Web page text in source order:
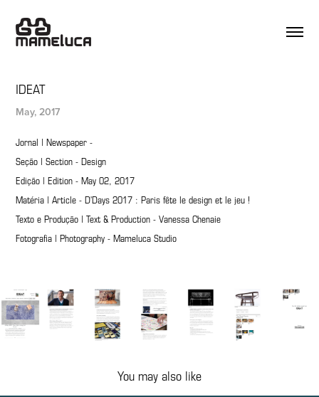
IDEAT
May, 2017
Jornal | Newspaper -
Seção | Section - Design
Edição | Edition - May 02, 2017
Matéria | Article - D'Days 2017 : Paris fête le design et le jeu !
Texto e Produção | Text & Production - Vanessa Chenaie
Fotografia | Photography - Mameluca Studio
You may also like